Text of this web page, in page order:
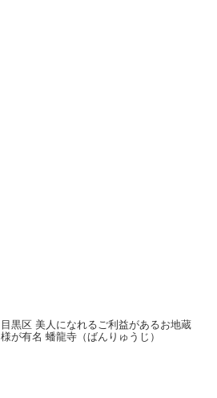
目黒区 美人になれるご利益があるお地蔵
様が有名 蟠龍寺（ばんりゅうじ）